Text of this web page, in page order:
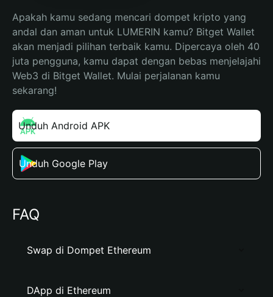
Apakah kamu sedang mencari dompet kripto yang
andal dan aman untuk LUMERIN kamu? Bitget Wallet
akan menjadi pilihan terbaik kamu. Dipercaya oleh 40
juta pengguna, kamu dapat dengan bebas menjelajahi
Web3 di Bitget Wallet. Mulai perjalanan kamu
sekarang!
Unduh Android APK
Unduh Google Play
FAQ
Swap di Dompet Ethereum
DApp di Ethereum